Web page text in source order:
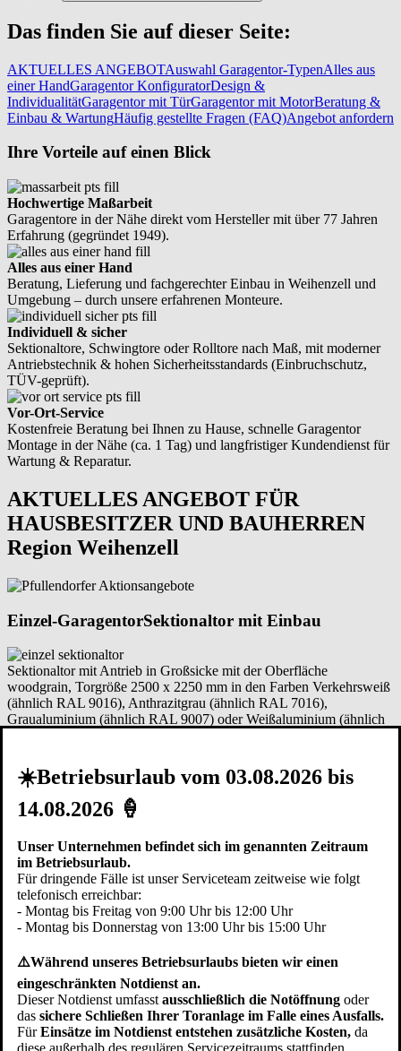
Das finden Sie auf dieser Seite:
AKTUELLES ANGEBOTAuswahl Garagentor-TypenAlles aus
einer HandGaragentor KonfiguratorDesign &
IndividualitätGaragentor mit TürGaragentor mit MotorBeratung &
Einbau & WartungHäufig gestellte Fragen (FAQ)Angebot anfordern
Ihre Vorteile auf einen Blick
Hochwertige Maßarbeit
Garagentore in der Nähe direkt vom Hersteller mit über 77 Jahren
Erfahrung (gegründet 1949).
Alles aus einer Hand
Beratung, Lieferung und fachgerechter Einbau in Weihenzell und
Umgebung – durch unsere erfahrenen Monteure.
Individuell & sicher
Sektionaltore, Schwingtore oder Rolltore nach Maß, mit moderner
Antriebstechnik & hohen Sicherheitsstandards (Einbruchschutz,
TÜV-geprüft).
Vor-Ort-Service
Kostenfreie Beratung bei Ihnen zu Hause, schnelle Garagentor
Montage in der Nähe (ca. 1 Tag) und langfristiger Kundendienst für
Wartung & Reparatur.
AKTUELLES ANGEBOT FÜR
HAUSBESITZER UND BAUHERREN
Region Weihenzell
Einzel-GaragentorSektionaltor mit Einbau
Sektionaltor mit Antrieb in Großsicke mit der Oberfläche
woodgrain, Torgröße 2500 x 2250 mm in den Farben Verkehrsweiß
(ähnlich RAL 9016), Anthrazitgrau (ähnlich RAL 7016),
Graualuminium (ähnlich RAL 9007) oder Weißaluminium (ähnlich
✔ Kostenfreie Lieferung und Montage im Raum Weihenzell!
zzgl. eventuell anfallender Kosten für Ausbau und Entsorgung des
alten Tores, Sanierung der Schwellenschiene etc.
Doppel-Garagentor
Sektionaltor mit Antrieb in Großlamelle mit der Oberfläche
woodgrain, Torgröße 5000 x 2250 mm in den Farben Verkehrsweiß
(ähnlich RAL 9016), Anthrazitgrau (ähnlich RAL 7016),
Graualuminium (ähnlich RAL 9007) oder Weißaluminium (ähnlich
RAL 9006).
★ Jetzt ab € 4.759,- inkl. MwSt
✔ Kostenfreie Lieferung und Montage im Raum Weihenzell!
☀️Betriebsurlaub vom 03.08.2026 bis
14.08.2026 🍦
Unser Unternehmen befindet sich im genannten Zeitraum
im Betriebsurlaub.
Für dringende Fälle ist unser Serviceteam zeitweise wie folgt
telefonisch erreichbar:
- Montag bis Freitag von 9:00 Uhr bis 12:00 Uhr
- Montag bis Donnerstag von 13:00 Uhr bis 15:00 Uhr
⚠️Während unseres Betriebsurlaubs bieten wir einen
eingeschränkten Notdienst an.
Dieser Notdienst umfasstausschließlich die Notöffnung oder
das sichere Schließen Ihrer Toranlage im Falle eines Ausfalls.
FürEinsätze im Notdienst entstehen zusätzliche Kosten, da